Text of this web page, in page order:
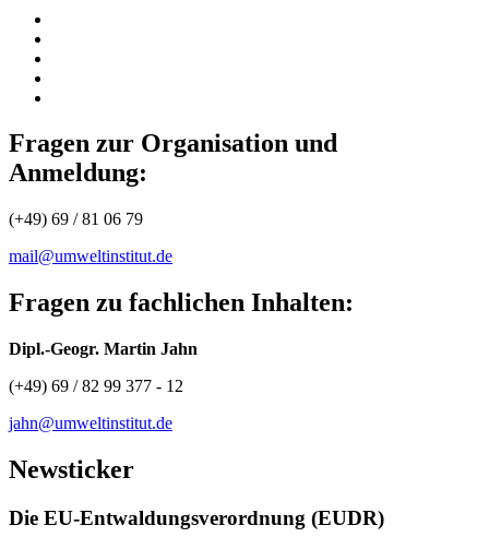
Fragen zur Organisation und
Anmeldung:
(+49) 69 / 81 06 79
mail@umweltinstitut.de
Fragen zu fachlichen Inhalten:
Dipl.-Geogr. Martin Jahn
(+49) 69 / 82 99 377 - 12
jahn@umweltinstitut.de
Newsticker
Die EU-Entwaldungsverordnung (EUDR)